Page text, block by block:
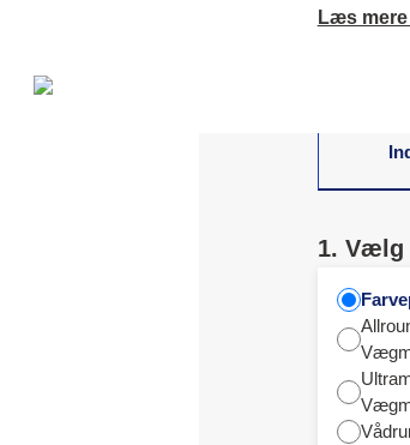
stemning,
Læs
1. Vælg